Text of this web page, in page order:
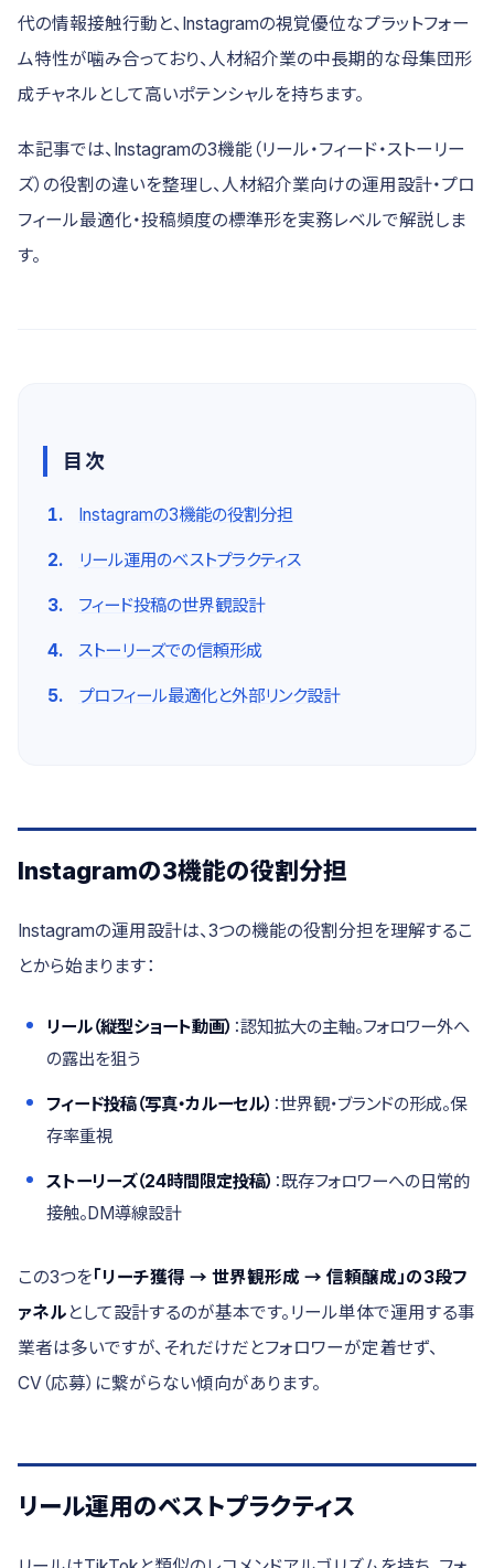
代の情報接触行動と、Instagramの視覚優位なプラットフォー
ム特性が噛み合っており、人材紹介業の中長期的な母集団形
成チャネルとして高いポテンシャルを持ちます。
本記事では、Instagramの3機能（リール・フィード・ストーリー
ズ）の役割の違いを整理し、人材紹介業向けの運用設計・プロ
フィール最適化・投稿頻度の標準形を実務レベルで解説しま
す。
目次
Instagramの3機能の役割分担
リール運用のベストプラクティス
フィード投稿の世界観設計
ストーリーズでの信頼形成
プロフィール最適化と外部リンク設計
Instagramの3機能の役割分担
Instagramの運用設計は、3つの機能の役割分担を理解するこ
とから始まります：
リール（縦型ショート動画） ：認知拡大の主軸。フォロワー外へ
の露出を狙う
フィード投稿（写真・カルーセル） ：世界観・ブランドの形成。保
存率重視
ストーリーズ（24時間限定投稿） ：既存フォロワーへの日常的
接触。DM導線設計
この3つを「リーチ獲得 → 世界観形成 → 信頼醸成」の3段フ
ァネル として設計するのが基本です。リール単体で運用する事
業者は多いですが、それだけだとフォロワーが定着せず、
CV（応募）に繋がらない傾向があります。
リール運用のベストプラクティス